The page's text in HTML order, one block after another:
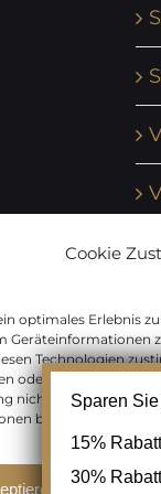
Cookie
optimales Erlebnis
Geräteinformationen
Technologien
oder eindeutige IDs
nicht erteilen oder
beeinträchtigt
Sparen Sie
15%
30%